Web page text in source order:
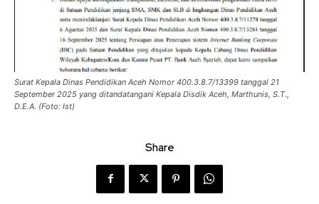
Surat Kepala Dinas Pendidikan Aceh Nomor 400.3.8.7/13399 tanggal 21
September 2025 yang ditandatangani Kepala Disdik Aceh, Marthunis, S.T.,
D.E.A. (Foto: Ist)
Share